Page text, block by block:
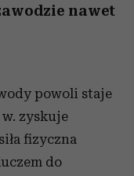
nawet
powoli staje
w. zyskuje
fizyczna
do